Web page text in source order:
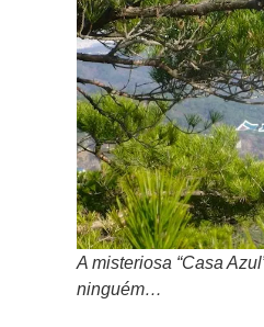
A misteriosa “Casa
ninguém…